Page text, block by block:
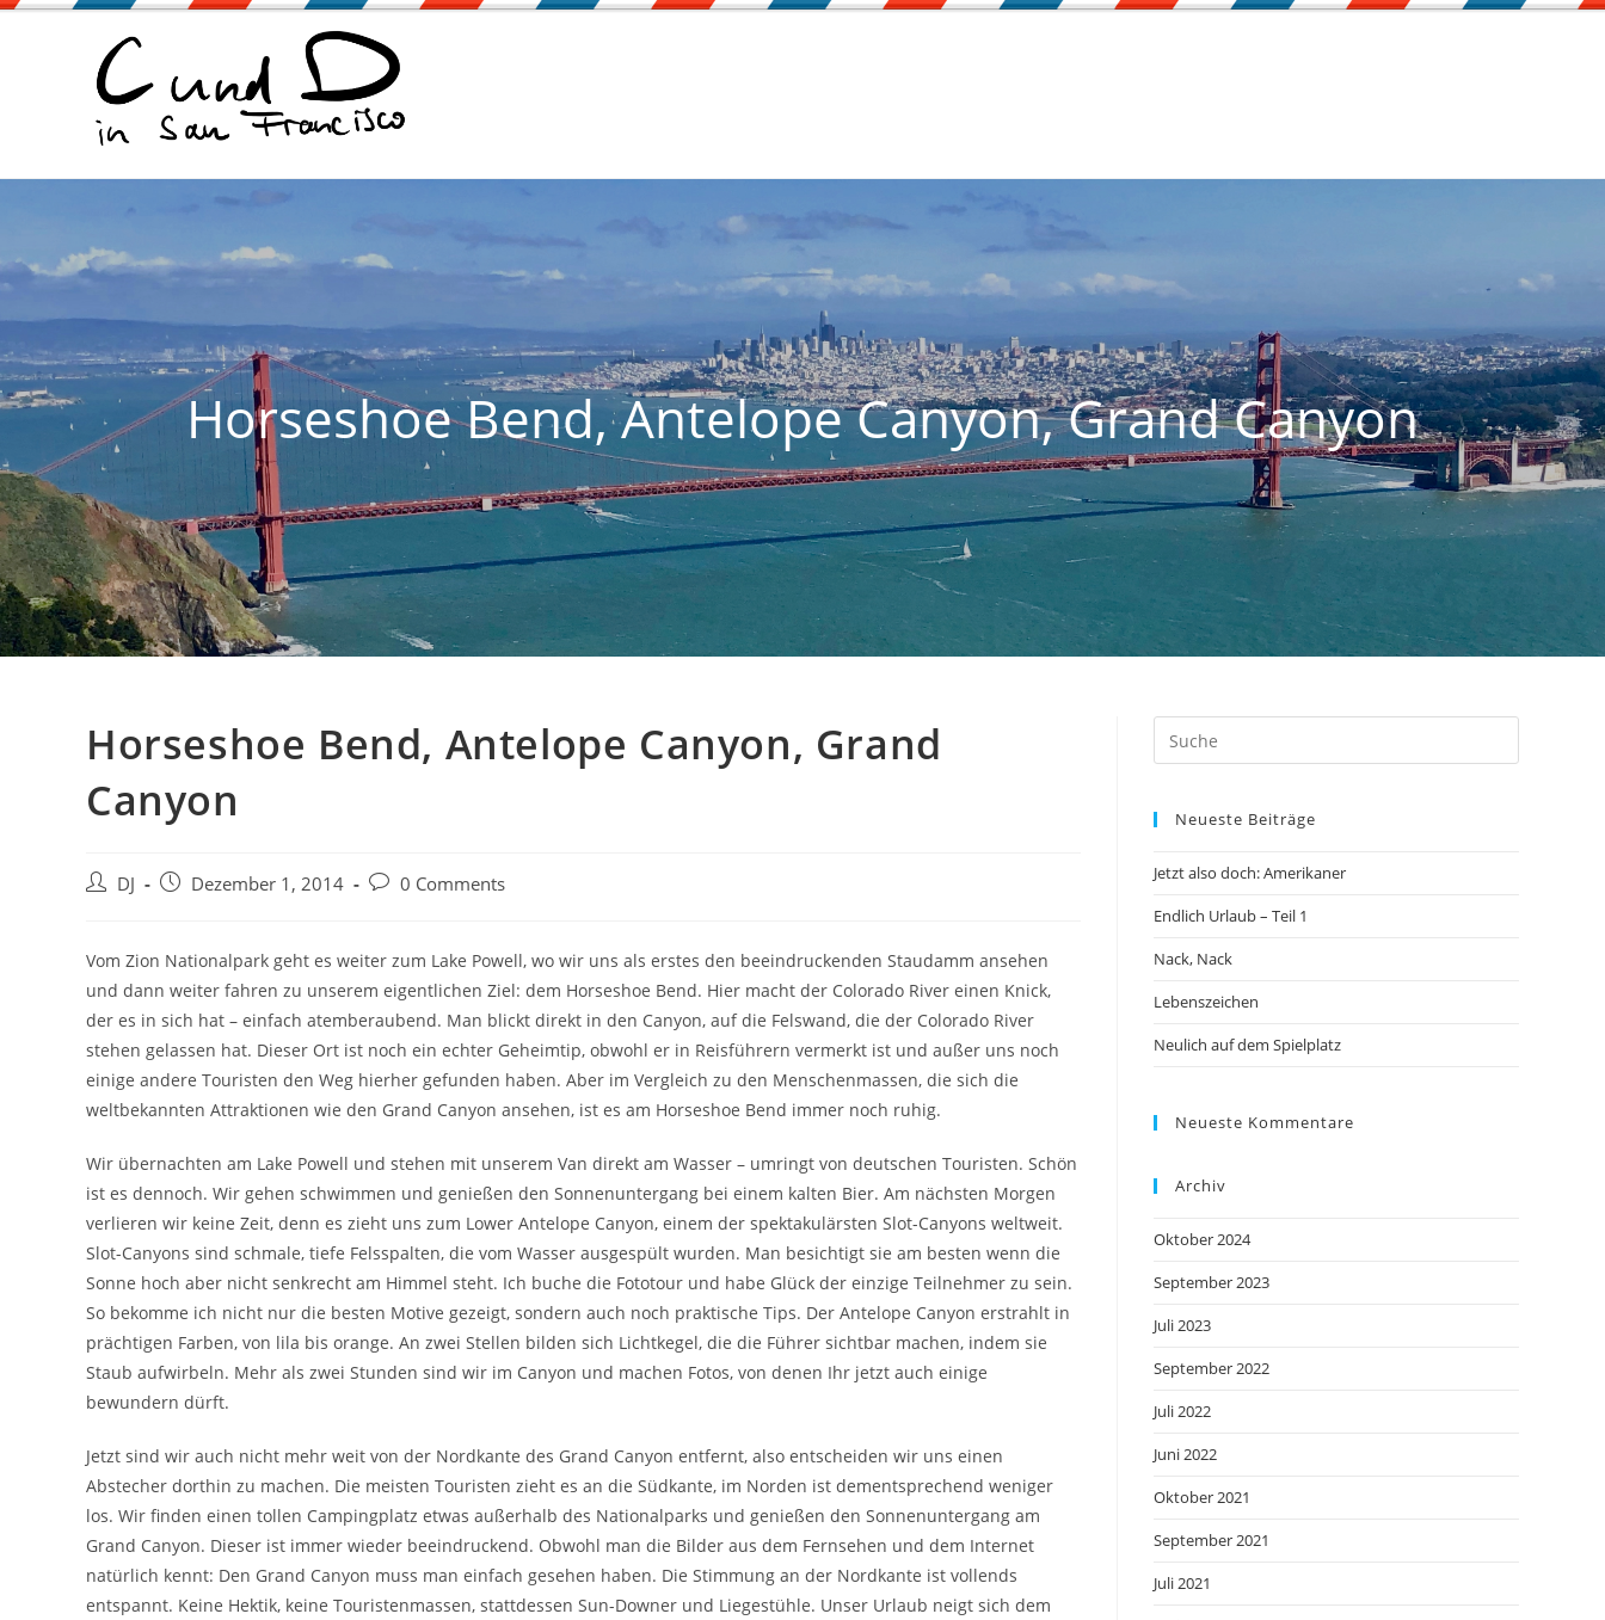
Zum
Horseshoe Bend, Antelope Canyon, Grand Canyon
Horseshoe Bend, Antelope Canyon, Grand
Canyon
Beitrags-
DJ
BeitragDezember 1, 2014
Beitrags-
0 Comments
Vom Zion Nationalpark geht es weiter zum Lake Powell, wo wir uns als erstes den beeindruckenden Staudamm ansehen
und dann weiter fahren zu unserem eigentlichen Ziel: dem Horseshoe Bend. Hier macht der Colorado River einen Knick,
der es in sich hat – einfach atemberaubend. Man blickt direkt in den Canyon, auf die Felswand, die der Colorado River
stehen gelassen hat. Dieser Ort ist noch ein echter Geheimtip, obwohl er in Reisführern vermerkt ist und außer uns noch
einige andere Touristen den Weg hierher gefunden haben. Aber im Vergleich zu den Menschenmassen, die sich die
weltbekannten Attraktionen wie den Grand Canyon ansehen, ist es am Horseshoe Bend immer noch ruhig.
Wir übernachten am Lake Powell und stehen mit unserem Van direkt am Wasser – umringt von deutschen Touristen. Schön
ist es dennoch. Wir gehen schwimmen und genießen den Sonnenuntergang bei einem kalten Bier. Am nächsten Morgen
verlieren wir keine Zeit, denn es zieht uns zum Lower Antelope Canyon, einem der spektakulärsten Slot-Canyons weltweit.
Slot-Canyons sind schmale, tiefe Felsspalten, die vom Wasser ausgespült wurden. Man besichtigt sie am besten wenn die
Sonne hoch aber nicht senkrecht am Himmel steht. Ich buche die Fototour und habe Glück der einzige Teilnehmer zu sein.
So bekomme ich nicht nur die besten Motive gezeigt, sondern auch noch praktische Tips. Der Antelope Canyon erstrahlt in
prächtigen Farben, von lila bis orange. An zwei Stellen bilden sich Lichtkegel, die die Führer sichtbar machen, indem sie
Staub aufwirbeln. Mehr als zwei Stunden sind wir im Canyon und machen Fotos, von denen Ihr jetzt auch einige
bewundern dürft.
Jetzt sind wir auch nicht mehr weit von der Nordkante des Grand Canyon entfernt, also entscheiden wir uns einen
Abstecher dorthin zu machen. Die meisten Touristen zieht es an die Südkante, im Norden ist dementsprechend weniger
los. Wir finden einen tollen Campingplatz etwas außerhalb des Nationalparks und genießen den Sonnenuntergang am
Grand Canyon. Dieser ist immer wieder beeindruckend. Obwohl man die Bilder aus dem Fernsehen und dem Internet
natürlich kennt: Den Grand Canyon muss man einfach gesehen haben. Die Stimmung an der Nordkante ist vollends
entspannt. Keine Hektik, keine Touristenmassen, stattdessen Sun-Downer und Liegestühle. Unser Urlaub neigt sich dem
Neueste Beiträge
Jetzt also doch: Amerikaner
Endlich Urlaub – Teil 1
Nack, Nack
Lebenszeichen
Neulich auf dem Spielplatz
Neueste Kommentare
Archiv
Oktober 2024
September 2023
Juli 2023
September 2022
Juli 2022
Juni 2022
Oktober 2021
September 2021
Juli 2021